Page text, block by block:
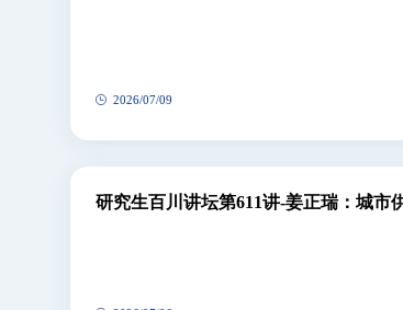
2026/07/09
研究生百川讲坛第611讲-姜正瑞：城市